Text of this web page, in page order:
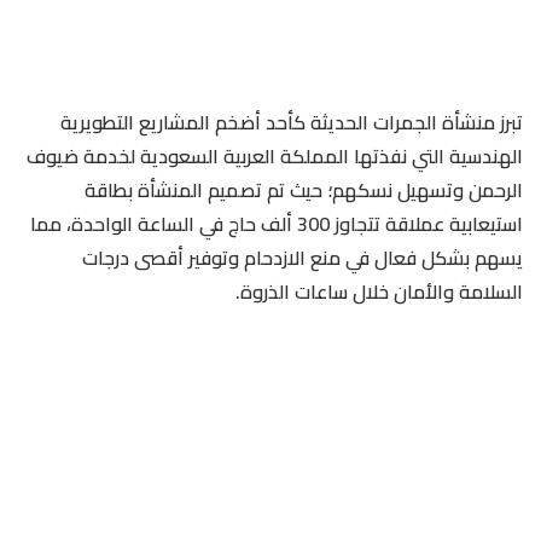
تبرز منشأة الجمرات الحديثة كأحد أضخم المشاريع التطويرية
الهندسية التي نفذتها المملكة العربية السعودية لخدمة ضيوف
الرحمن وتسهيل نسكهم؛ حيث تم تصميم المنشأة بطاقة
استيعابية عملاقة تتجاوز 300 ألف حاج في الساعة الواحدة، مما
يسهم بشكل فعال في منع الازدحام وتوفير أقصى درجات
السلامة والأمان خلال ساعات الذروة.